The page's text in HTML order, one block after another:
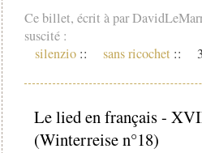
Ce billet, écrit à par
suscité :
silenzio :: sans ricochet ::
Le lied en français -
(Winterreise n°18)